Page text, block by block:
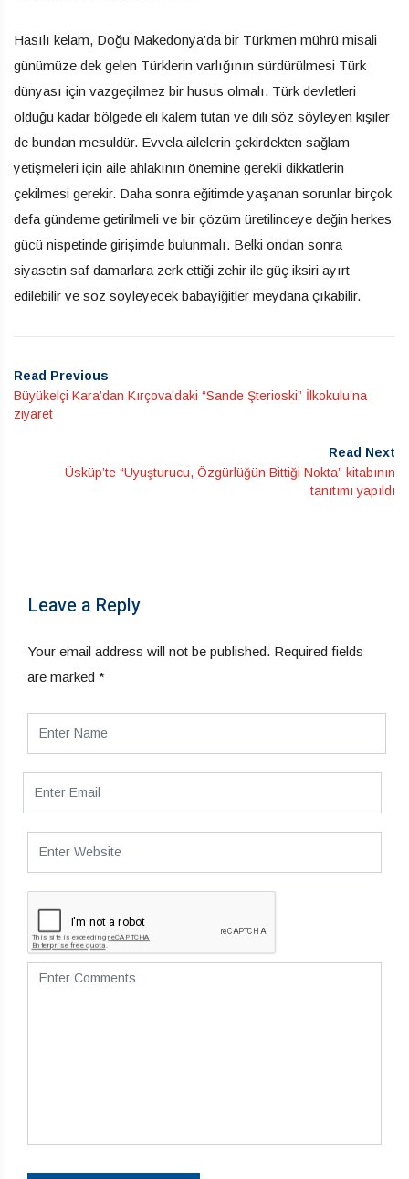
Hasılı kelam, Doğu Makedonya’da bir Türkmen mührü misali
günümüze dek gelen Türklerin varlığının sürdürülmesi Türk
dünyası için vazgeçilmez bir husus olmalı. Türk devletleri
olduğu kadar bölgede eli kalem tutan ve dili söz söyleyen kişiler
de bundan mesuldür. Evvela ailelerin çekirdekten sağlam
yetişmeleri için aile ahlakının önemine gerekli dikkatlerin
çekilmesi gerekir. Daha sonra eğitimde yaşanan sorunlar birçok
defa gündeme getirilmeli ve bir çözüm üretilinceye değin herkes
gücü nispetinde girişimde bulunmalı. Belki ondan sonra
siyasetin saf damarlara zerk ettiği zehir ile güç iksiri ayırt
edilebilir ve söz söyleyecek babayiğitler meydana çıkabilir.
Read Previous
Büyükelçi Kara’dan Kırçova’daki “Sande Şterioski” İlkokulu’na
ziyaret
Read Next
Üsküp’te “Uyuşturucu, Özgürlüğün Bittiği Nokta” kitabının
tanıtımı yapıldı
Leave a Reply
Your email address will not be published. Required fields
are marked *